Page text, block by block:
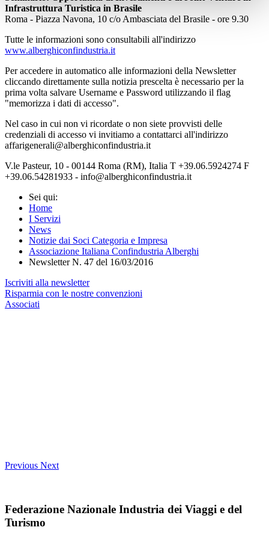
Infrastruttura Turistica in Brasile
Roma - Piazza Navona, 10 c/o Ambasciata del Brasile - ore 9.30
Tutte le informazioni sono consultabili all'indirizzo
www.alberghiconfindustria.it
Per accedere in automatico alle informazioni della Newsletter
cliccando direttamente sulla notizia prescelta è necessario per la
prima volta salvare Username e Password utilizzando il flag
"memorizza i dati di accesso".
Nel caso in cui non vi ricordate o non siete provvisti delle
credenziali di accesso vi invitiamo a contattarci all'indirizzo
affarigenerali@alberghiconfindustria.it
V.le Pasteur, 10 - 00144 Roma (RM), Italia T +39.06.5924274 F
+39.06.54281933 - info@alberghiconfindustria.it
Sei qui:
Home
I Servizi
News
Notizie dai Soci Categoria e Impresa
Associazione Italiana Confindustria Alberghi
Newsletter N. 47 del 16/03/2016
Iscriviti alla newsletter
Risparmia con le nostre convenzioni
Associati
Previous Next
Federazione Nazionale Industria dei Viaggi e del
Turismo